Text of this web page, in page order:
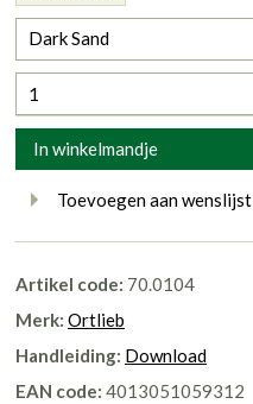
Dark Sand
In winkelmandje
Toevoegen aan wenslijst
Artikel code: 70.0104
Merk: Ortlieb
Handleiding: Download
EAN code: 4013051059312